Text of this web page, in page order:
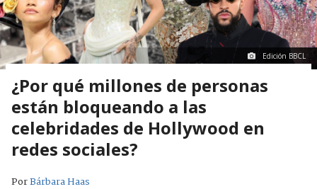
Edición BBCL
¿Por qué millones de personas
están bloqueando a las
celebridades de Hollywood en
redes sociales?
PorBárbara Haas